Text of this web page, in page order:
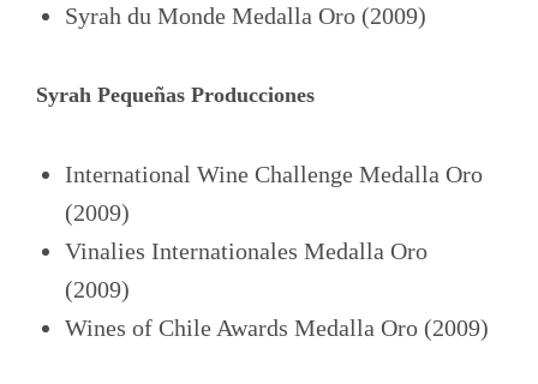
Syrah du Monde Medalla Oro (2009)
Syrah Pequeñas Producciones
International Wine Challenge Medalla Oro
(2009)
Vinalies Internationales Medalla Oro
(2009)
Wines of Chile Awards Medalla Oro (2009)